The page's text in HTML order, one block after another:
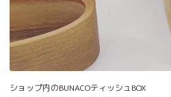
ショップ内のBUNACOティッシュBOX